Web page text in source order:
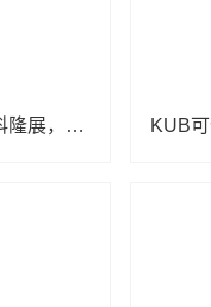
Babycare首次亮相科隆展，创新设计与卓越产品力引全球瞩目